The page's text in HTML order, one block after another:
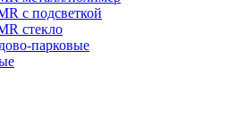
с подсветкой
стекло
парковые